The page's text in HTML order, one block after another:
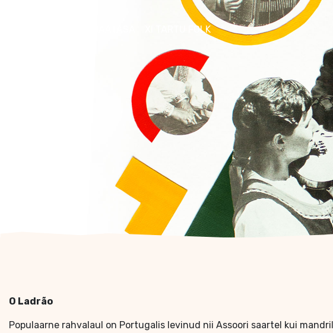
XI TARTU FOLK
O Ladrão
Populaarne rahvalaul on Portugalis levinud nii Assoori saartel kui